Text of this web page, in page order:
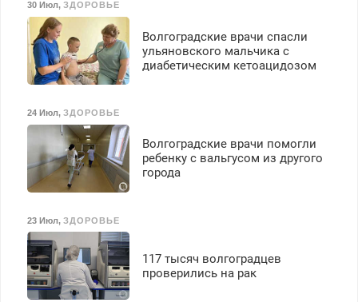
30 Июл, ЗДОРОВЬЕ
Волгоградские врачи спасли
ульяновского мальчика с
диабетическим кетоацидозом
24 Июл, ЗДОРОВЬЕ
Волгоградские врачи помогли
ребенку с вальгусом из другого
города
23 Июл, ЗДОРОВЬЕ
117 тысяч волгоградцев
проверились на рак